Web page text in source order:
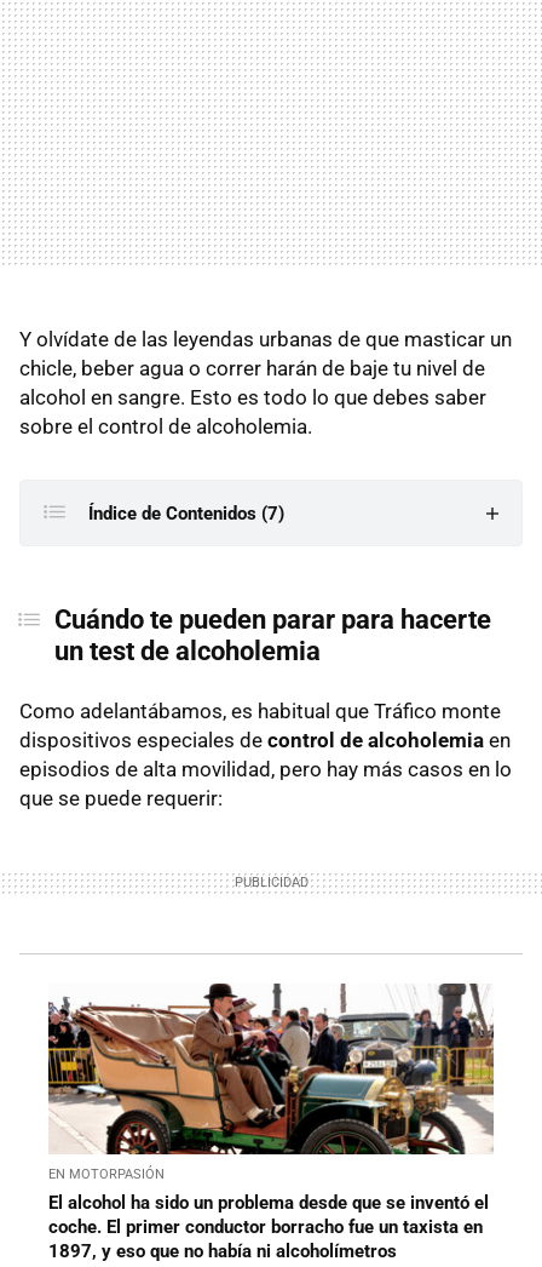
Y olvídate de las leyendas urbanas de que masticar un
chicle, beber agua o correr harán de baje tu nivel de
alcohol en sangre. Esto es todo lo que debes saber
sobre el control de alcoholemia.
Índice de Contenidos (7)
Cómo funciona la prueba de alcohol
Tasa máxima de alcohol permitida
Conductores Generales
Conductores Noveles y Profesionales
Sanciones por dar positivo en la prueba de
Cuándo te pueden parar para hacerte
un test de alcoholemia
Como adelantábamos, es habitual que Tráfico monte
dispositivos especiales de control de alcoholemia en
episodios de alta movilidad, pero hay más casos en lo
que se puede requerir:
EN MOTORPASIÓN
El alcohol ha sido un problema desde que se inventó el
coche. El primer conductor borracho fue un taxista en
1897, y eso que no había ni alcoholímetros